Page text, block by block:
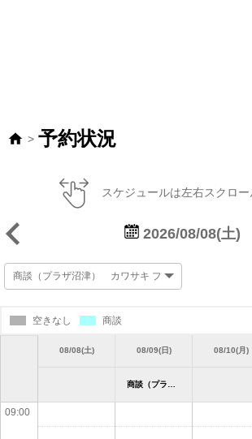
> 予約状況
スケジュールは左右スクロ
2026/08/08(土)
空きなし 商談
09:00
08/08(土) 08/09(日) 08/10(月)
商談（プラザ沼津） カワサキ プラザ沼津